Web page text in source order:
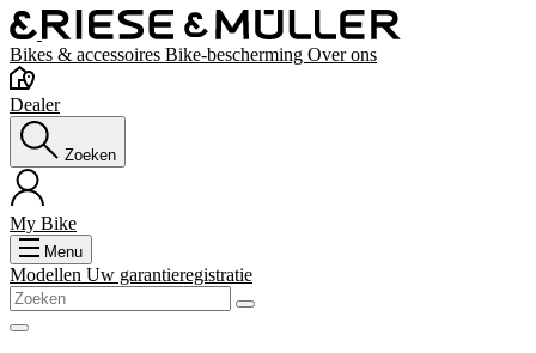
Bikes & accessoires Bike-bescherming Over ons
Dealer
Zoeken
My Bike
Menu
Modellen Uw garantieregistratie